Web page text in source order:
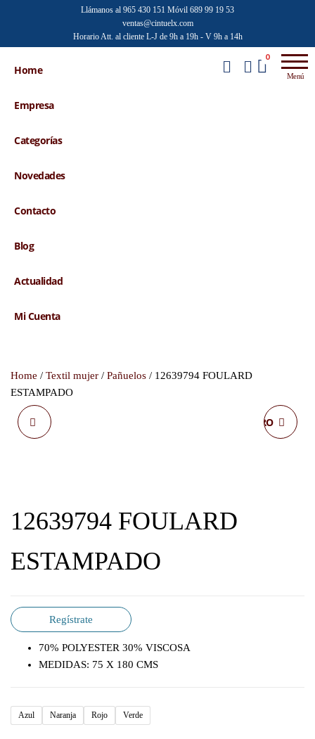
Llámanos al 965 430 151 Móvil 689 99 19 53
ventas@cintuelx.com
Horario Att. al cliente L-J de 9h a 19h - V 9h a 14h
Faraoni
por
de moda
0
Menú
Home
Empresa
Categorías
Novedades
Contacto
Blog
Actualidad
Mi Cuenta
Home / Textil mujer / Pañuelos / 12639794 FOULARD
ESTAMPADO
225127700 MONEDERO
12639794 FOULARD
ESTAMPADO
Regístrate
70% POLYESTER 30% VISCOSA
MEDIDAS: 75 X 180 CMS
Azul Naranja Rojo Verde